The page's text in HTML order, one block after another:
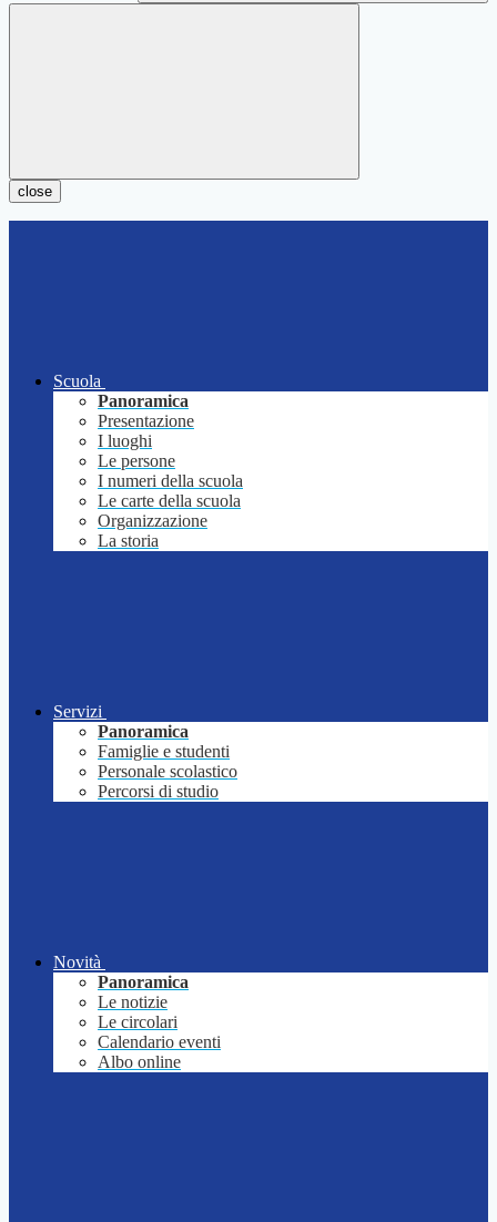
close
Scuola
Panoramica
Presentazione
I luoghi
Le persone
I numeri della scuola
Le carte della scuola
Organizzazione
La storia
Servizi
Panoramica
Famiglie e studenti
Personale scolastico
Percorsi di studio
Novità
Panoramica
Le notizie
Le circolari
Calendario eventi
Albo online